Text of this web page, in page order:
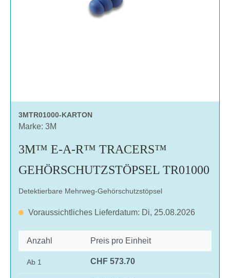
3MTR01000-KARTON
Marke: 3M
3M™ E-A-R™ TRACERS™
GEHÖRSCHUTZSTÖPSEL TR01000
Detektierbare Mehrweg-Gehörschutzstöpsel
Voraussichtliches Lieferdatum: Di, 25.08.2026
Anzahl Preis pro Einheit
Ab 1 CHF 573.70